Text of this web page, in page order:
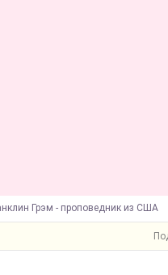
Грэм - проповедник из США